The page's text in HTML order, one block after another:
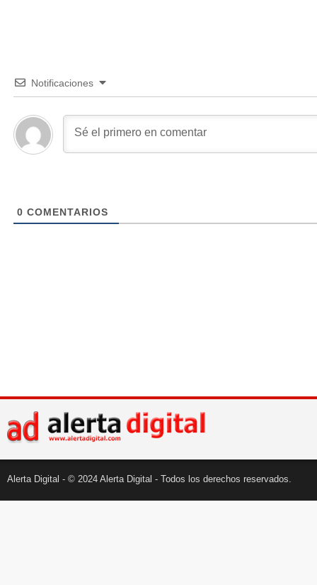
Notificaciones
0 COMENTARIOS
Alerta Digital - © 2024 Alerta Digital - Todos los derechos reservados.